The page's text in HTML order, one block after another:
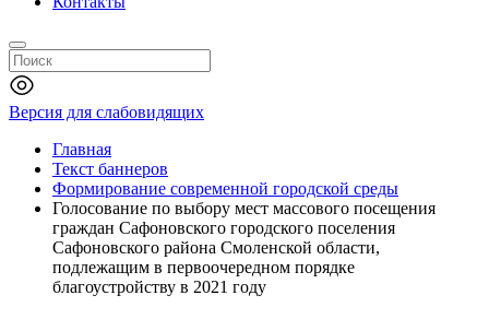
Версия для слабовидящих
Главная
Текст баннеров
Формирование современной городской среды
Голосование по выбору мест массового посещения
граждан Сафоновского городского поселения
Сафоновского района Смоленской области,
подлежащим в первоочередном порядке
благоустройству в 2021 году